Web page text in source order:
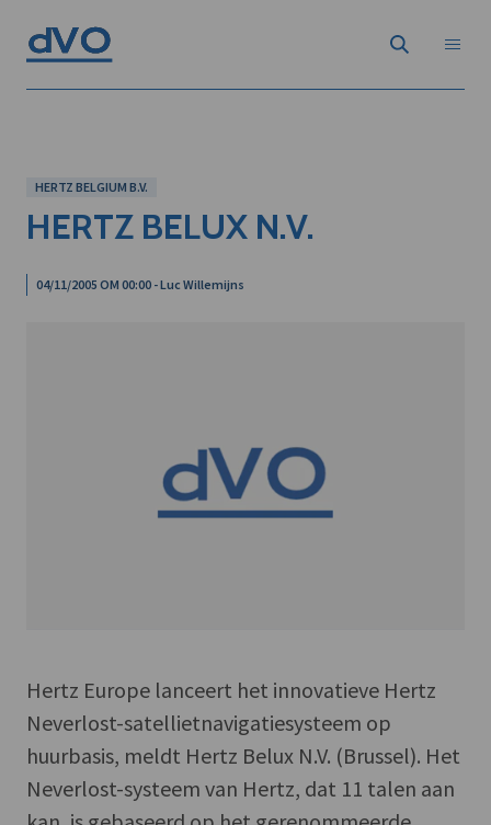
HERTZ BELGIUM B.V.
HERTZ BELUX N.V.
04/11/2005 OM 00:00 - Luc Willemijns
Hertz Europe lanceert het innovatieve Hertz
Neverlost-satellietnavigatiesysteem op
huurbasis, meldt Hertz Belux N.V. (Brussel). Het
Neverlost-systeem van Hertz, dat 11 talen aan